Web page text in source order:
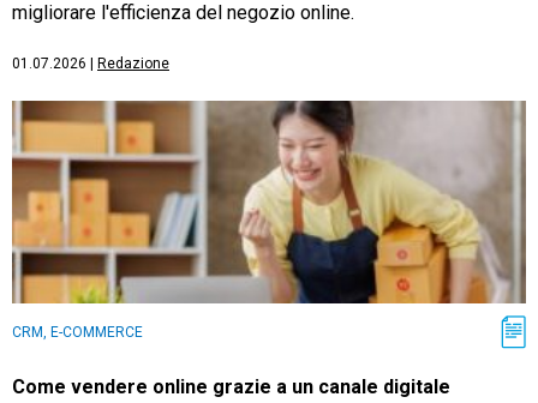
migliorare l'efficienza del negozio online.
01.07.2026 Redazione
CRM, E-COMMERCE
Come vendere online grazie a un canale digitale